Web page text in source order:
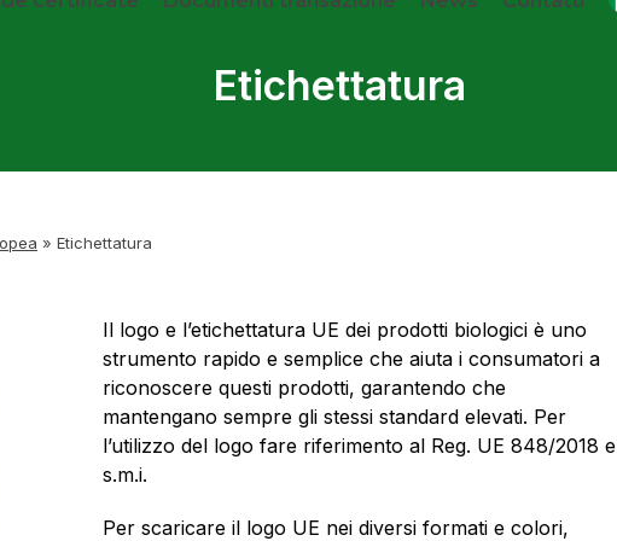
Etichettatura
» Etichettatura
Il logo e l’etichettatura UE dei prodotti biologici è uno
strumento rapido e semplice che aiuta i consumatori a
riconoscere questi prodotti, garantendo che
mantengano sempre gli stessi standard elevati. Per
l’utilizzo del logo fare riferimento al Reg. UE 848/2018 e
s.m.i.
Per scaricare il logo UE nei diversi formati e colori,